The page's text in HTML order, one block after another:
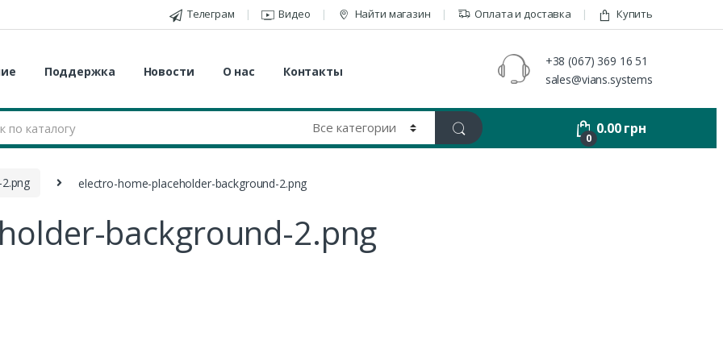
Телеграм Видео Найти магазин Оплата и доставка Купить
Поддержка Новости О нас Контакты
+38 (067) 369 16 51
sales@vians.systems
0
0.00грн
electro-home-placeholder-background-2.png
background-2.png